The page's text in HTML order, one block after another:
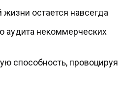
остается навсегда
аудита некоммерческих
способность, провоцируя